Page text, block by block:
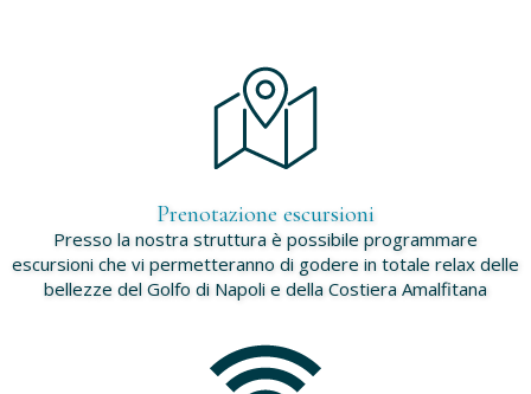
Prenotazione escursioni
Presso la nostra struttura è possibile programmare
escursioni che vi permetteranno di godere in totale relax delle
bellezze del Golfo di Napoli e della Costiera Amalfitana